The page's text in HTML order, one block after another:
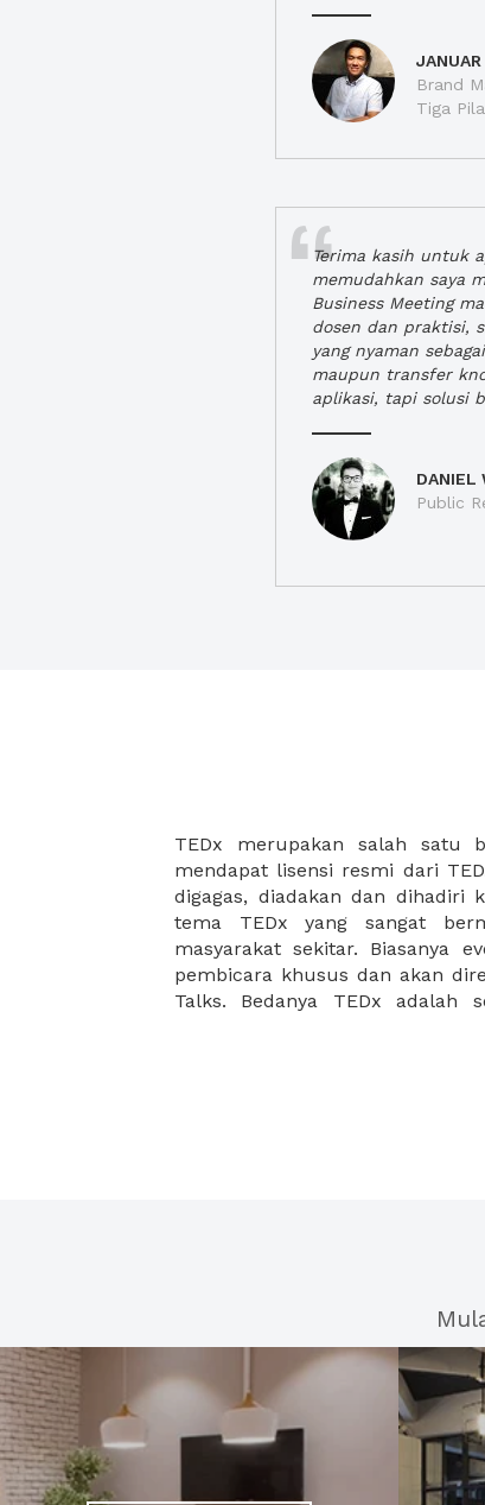
Brand
Tiga
Terima kasih untuk
memudahkan saya
Business Meeting
dosen dan praktisi,
yang nyaman
maupun transfer
aplikasi, tapi solusi
DANIEL
Public
TEDx merupakan salah satu
mendapat lisensi resmi dari TED. TEDx merupakan acara
digagas, diadakan dan dihadiri
tema TEDx yang sangat
masyarakat sekitar. Biasanya
pembicara khusus dan akan
Talks. Bedanya TEDx adalah
semua biaya akan ditanggung
banyak pilihan ruangan yang cocok untuk diadakan
dikarenakan sebuah
membutuhkan fasilitas acara
serta makanan yang lezat